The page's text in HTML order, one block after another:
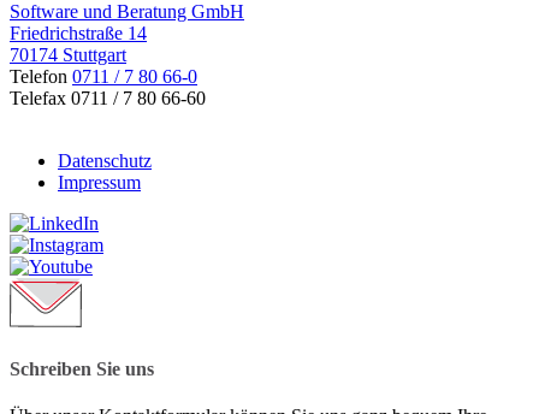
Software und Beratung GmbH
Friedrichstraße 14
70174 Stuttgart
Telefon 0711 / 7 80 66-0
Telefax 0711 / 7 80 66-60
Datenschutz
Impressum
Schreiben Sie uns